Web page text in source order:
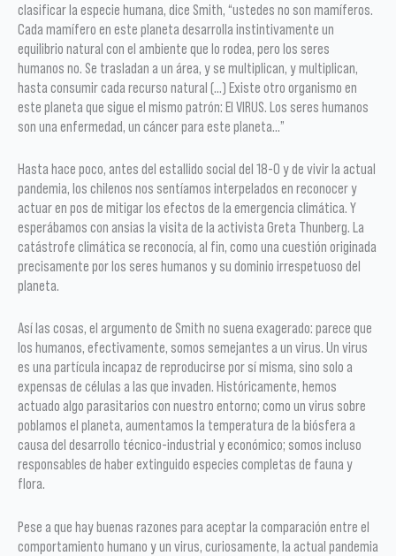
clasificar la especie humana, dice Smith, “ustedes no son mamíferos.
Cada mamífero en este planeta desarrolla instintivamente un
equilibrio natural con el ambiente que lo rodea, pero los seres
humanos no. Se trasladan a un área, y se multiplican, y multiplican,
hasta consumir cada recurso natural (…) Existe otro organismo en
este planeta que sigue el mismo patrón: El VIRUS. Los seres humanos
son una enfermedad, un cáncer para este planeta…”
Hasta hace poco, antes del estallido social del 18-O y de vivir la actual
pandemia, los chilenos nos sentíamos interpelados en reconocer y
actuar en pos de mitigar los efectos de la emergencia climática. Y
esperábamos con ansias la visita de la activista Greta Thunberg. La
catástrofe climática se reconocía, al fin, como una cuestión originada
precisamente por los seres humanos y su dominio irrespetuoso del
planeta.
Así las cosas, el argumento de Smith no suena exagerado: parece que
los humanos, efectivamente, somos semejantes a un virus. Un virus
es una partícula incapaz de reproducirse por sí misma, sino solo a
expensas de células a las que invaden. Históricamente, hemos
actuado algo parasitarios con nuestro entorno; como un virus sobre
poblamos el planeta, aumentamos la temperatura de la biósfera a
causa del desarrollo técnico-industrial y económico; somos incluso
responsables de haber extinguido especies completas de fauna y
flora.
Pese a que hay buenas razones para aceptar la comparación entre el
comportamiento humano y un virus, curiosamente, la actual pandemia